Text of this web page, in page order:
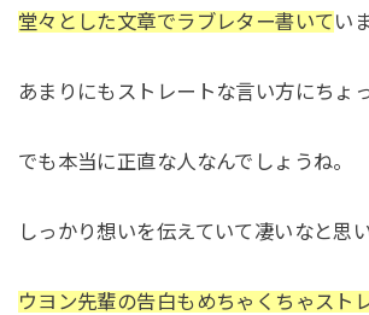
堂々とした文章でラブレター書いてい
あまりにもストレートな言い方にちょ
でも本当に正直な人なんでしょうね。
しっかり想いを伝えていて凄いなと思
ウヨン先輩の告白もめちゃくちゃスト